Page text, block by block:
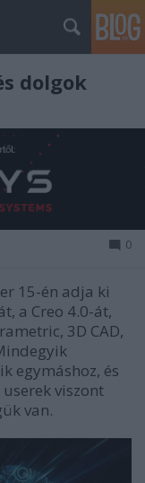
dolgok
0
15-én adja ki
a Creo 4.0-át,
3D CAD,
egymáshoz, és
viszont
van.